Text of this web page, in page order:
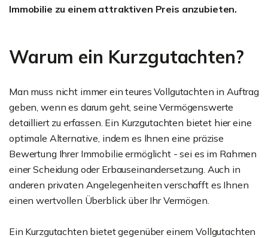
Immobilie zu einem attraktiven Preis anzubieten.
Warum ein Kurzgutachten?
Man muss nicht immer ein teures Vollgutachten in Auftrag
geben, wenn es darum geht, seine Vermögenswerte
detailliert zu erfassen. Ein Kurzgutachten bietet hier eine
optimale Alternative, indem es Ihnen eine präzise
Bewertung Ihrer Immobilie ermöglicht - sei es im Rahmen
einer Scheidung oder Erbauseinandersetzung. Auch in
anderen privaten Angelegenheiten verschafft es Ihnen
einen wertvollen Überblick über Ihr Vermögen.
Ein Kurzgutachten bietet gegenüber einem Vollgutachten